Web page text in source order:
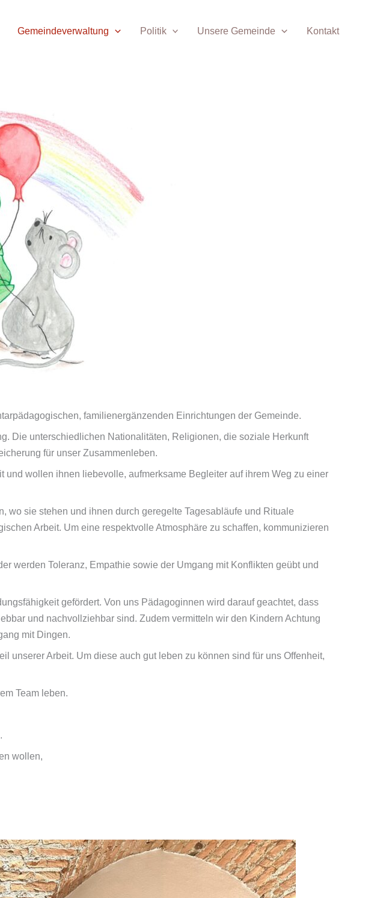
Gemeindeverwaltung Politik Unsere Gemeinde Kontakt
familienergänzenden Einrichtungen der Gemeinde.
Die unterschiedlichen Nationalitäten, Religionen, die soziale Herkunft
für unser Zusammenleben.
wollen ihnen liebevolle, aufmerksame Begleiter auf ihrem Weg zu einer
wo sie stehen und ihnen durch geregelte Tagesabläufe und Rituale
Arbeit. Um eine respektvolle Atmosphäre zu schaffen, kommunizieren
werden Toleranz, Empathie sowie der Umgang mit Konflikten geübt und
gefördert. Von uns Pädagoginnen wird darauf geachtet, dass
und nachvollziehbar sind. Zudem vermitteln wir den Kindern Achtung
mit Dingen.
unserer Arbeit. Um diese auch gut leben zu können sind für uns Offenheit,
Team leben.
wollen,